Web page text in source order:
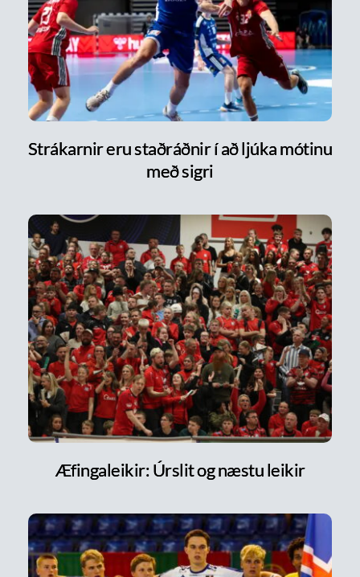
Strákarnir eru staðráðnir í að ljúka mótinu
með sigri
Æfingaleikir: Úrslit og næstu leikir